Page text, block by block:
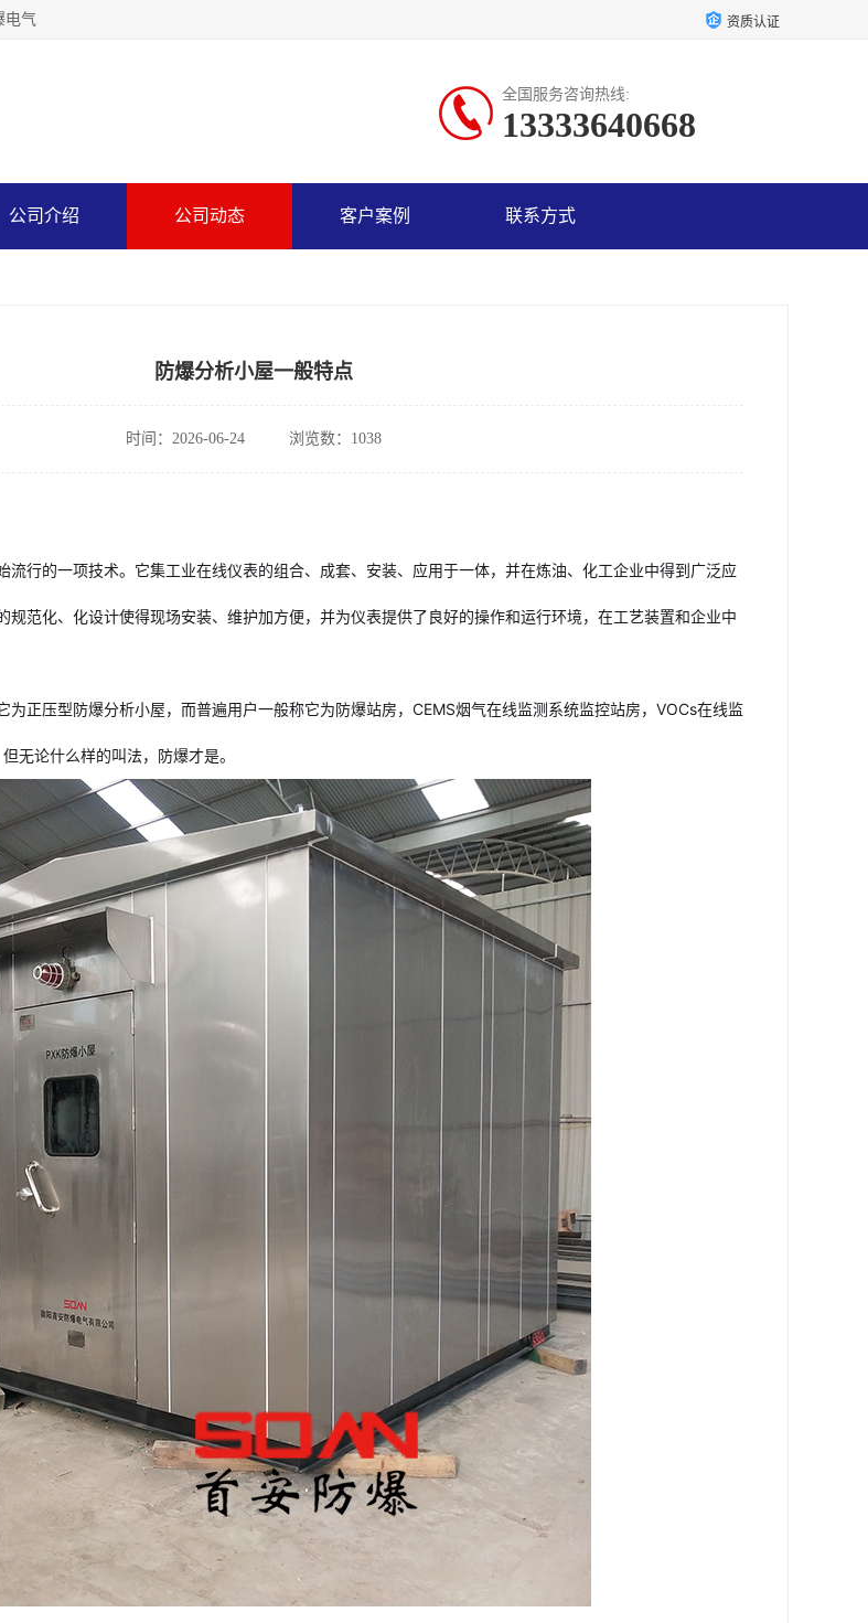
电气 资质认证
全国服务咨询热线:
13333640668
公司介绍 公司动态 客户案例 联系方式
防爆分析小屋一般特点
时间：2026-06-24 浏览数：1038
流行的一项技术。它集工业在线仪表的组合、成套、安装、应用于一体，并在炼油、化工企业中得到广泛应
规范化、化设计使得现场安装、维护加方便，并为仪表提供了良好的操作和运行环境，在工艺装置和企业中
为正压型防爆分析小屋，而普遍用户一般称它为防爆站房，CEMS烟气在线监测系统监控站房，VOCs在线监
无论什么样的叫法，防爆才是。